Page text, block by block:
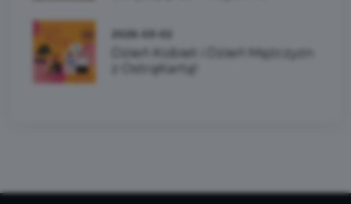
2026-03-02
Dzień Kobiet i Dzień Mężczyzn
z OstrąKartą!